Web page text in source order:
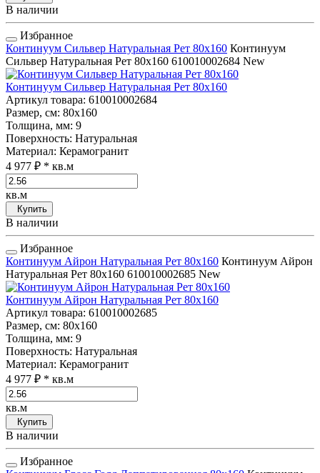
В наличии
Избранное
Континуум Сильвер Натуральная Рет 80x160 Континуум
Сильвер Натуральная Рет 80x160 610010002684 New
Континуум Сильвер Натуральная Рет 80x160
Артикул товара: 610010002684
Размер, см: 80x160
Толщина, мм: 9
Поверхность: Натуральная
Материал: Керамогранит
4 977 ₽ * кв.м
кв.м
Купить
В наличии
Избранное
Континуум Айрон Натуральная Рет 80x160 Континуум Айрон
Натуральная Рет 80x160 610010002685 New
Континуум Айрон Натуральная Рет 80x160
Артикул товара: 610010002685
Размер, см: 80x160
Толщина, мм: 9
Поверхность: Натуральная
Материал: Керамогранит
4 977 ₽ * кв.м
кв.м
Купить
В наличии
Избранное